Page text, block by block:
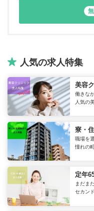
人気の求人特集
美容
働きな
人気の
寮・
職場を
憧れの
定年
まだま
セカン